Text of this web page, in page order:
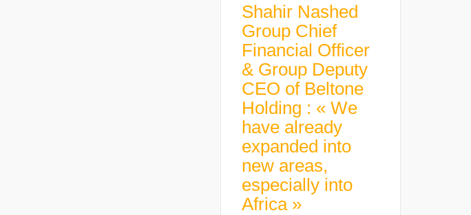
Shahir Nashed
Group Chief
Financial Officer
& Group Deputy
CEO of Beltone
Holding : « We
have already
expanded into
new areas,
especially into
Africa »